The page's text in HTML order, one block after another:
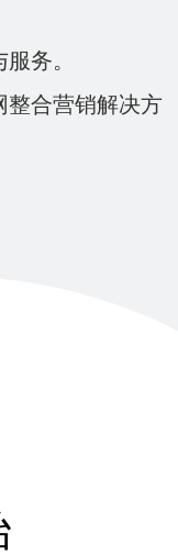
解析非常简
码。解析步骤
以参考域名供
网站建设的几
运用到的知识
务。
整合营销解决方